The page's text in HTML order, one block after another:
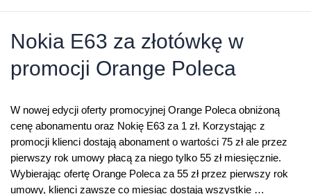
Orange
dla
Firm
–
po
1
zł
Nokia E63 za złotówkę w
promocji Orange Poleca
W nowej edycji oferty promocyjnej Orange Poleca obniżoną
cenę abonamentu oraz Nokię E63 za 1 zł. Korzystając z
promocji klienci dostają abonament o wartości 75 zł ale przez
pierwszy rok umowy płacą za niego tylko 55 zł miesięcznie.
Wybierając ofertę Orange Poleca za 55 zł przez pierwszy rok
umowy, klienci zawsze co miesiąc dostają wszystkie …